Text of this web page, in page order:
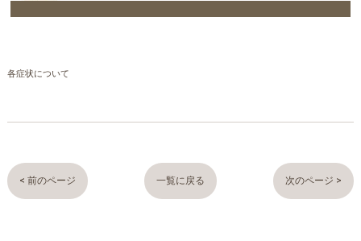
各症状について
< 前のページ 一覧に戻る 次のページ >